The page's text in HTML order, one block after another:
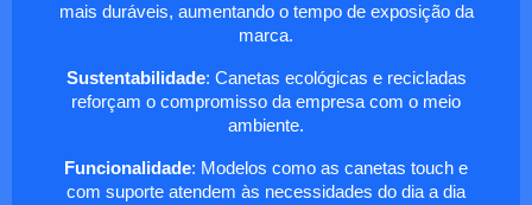
mais duráveis, aumentando o tempo de exposição da
marca.
Sustentabilidade: Canetas ecológicas e recicladas
reforçam o compromisso da empresa com o meio
ambiente.
Funcionalidade: Modelos como as canetas touch e
com suporte atendem às necessidades do dia a dia